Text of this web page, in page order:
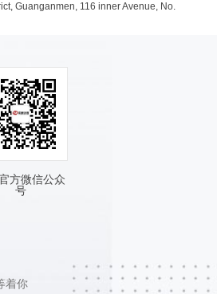
Guanganmen, 116 inner Avenue, No.
方微信公众
号
着你